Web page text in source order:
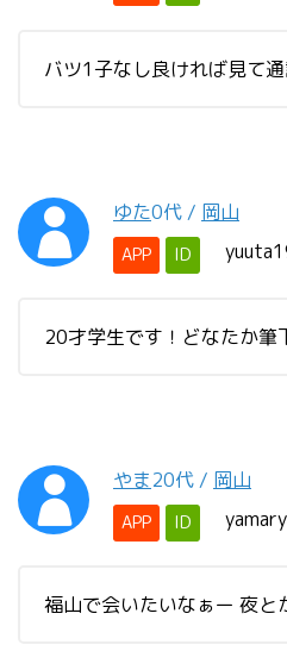
バツ1子なし良ければ見て
ゆた0代 / 岡山
APP ID
20才学生です！どなたか筆
やま20代 / 岡山
APP ID
福山で会いたいなぁー 夜と